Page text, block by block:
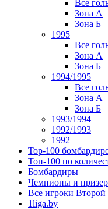
Все
Зона А
Зона Б
1995
Все
Зона А
Зона Б
1994/1995
Все
Зона А
Зона Б
1993/1994
1992/1993
1992
Top-100
Топ-100 по
Бомбардиры
Чемпионы и
Все игроки Второй
1liga.by